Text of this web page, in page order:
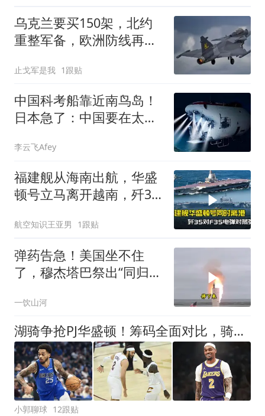
乌克兰要买150架，北约
重整军备，欧洲防线再加
止戈军是我 1跟贴
中国科考船靠近南鸟岛！
日本急了：中国要在太平
李云飞Afey
福建舰从海南出航，华盛
顿号立马离开越南，歼35
航空知识王亚男 1跟贴
弹药告急！美国坐不住
了，穆杰塔巴祭出“同归于
一饮山河
湖骑争抢PJ华盛顿！筹码全面对比，骑士才是独行侠优先合作方
小郭聊球 12跟贴